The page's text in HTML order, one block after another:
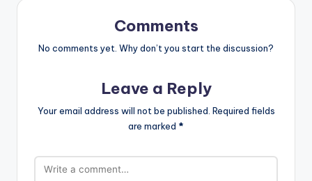
Comments
No comments yet. Why don’t you start the discussion?
Leave a Reply
Your email address will not be published. Required fields
are marked *